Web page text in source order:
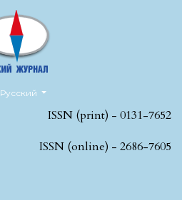
Русский
ISSN (print) - 0131-7652
ISSN (online) - 2686-7605